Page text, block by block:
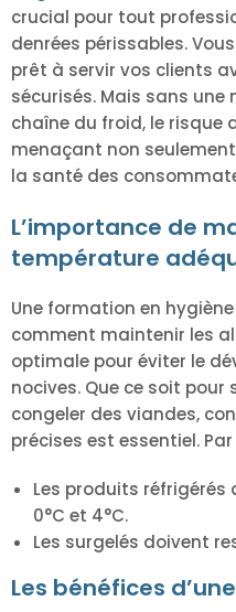
crucial pour tout
denrées périssables.
prêt à servir vos clients
sécurisés. Mais sans
chaîne du froid, le risque
menaçant non
la santé des
L’importance de
température
Une formation en
comment maintenir les
optimale pour éviter le
nocives. Que ce soit
congeler des viandes,
précises est essentiel. Par
Les produits
0°C et 4°C.
Les surgelés doivent
Les bénéfices